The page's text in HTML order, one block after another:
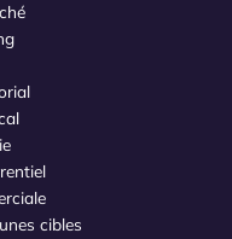
cibles